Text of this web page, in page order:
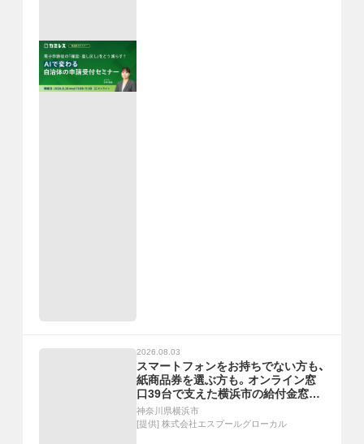
2026.08.03
スマートフォンをお持ちでない方も、
紙商品券を選ぶ方も。オンライン窓
口39台で支えた横浜市の給付金窓
口。
神奈川県横浜市
[提供] 株式会社エスプールグローカル